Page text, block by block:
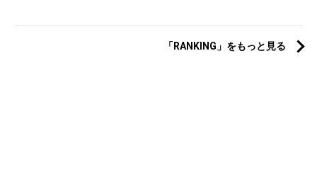
「RANKING」をもっと見る